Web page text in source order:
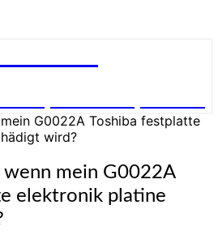
G0022A Toshiba festplatte
wird?
mein G0022A
elektronik platine